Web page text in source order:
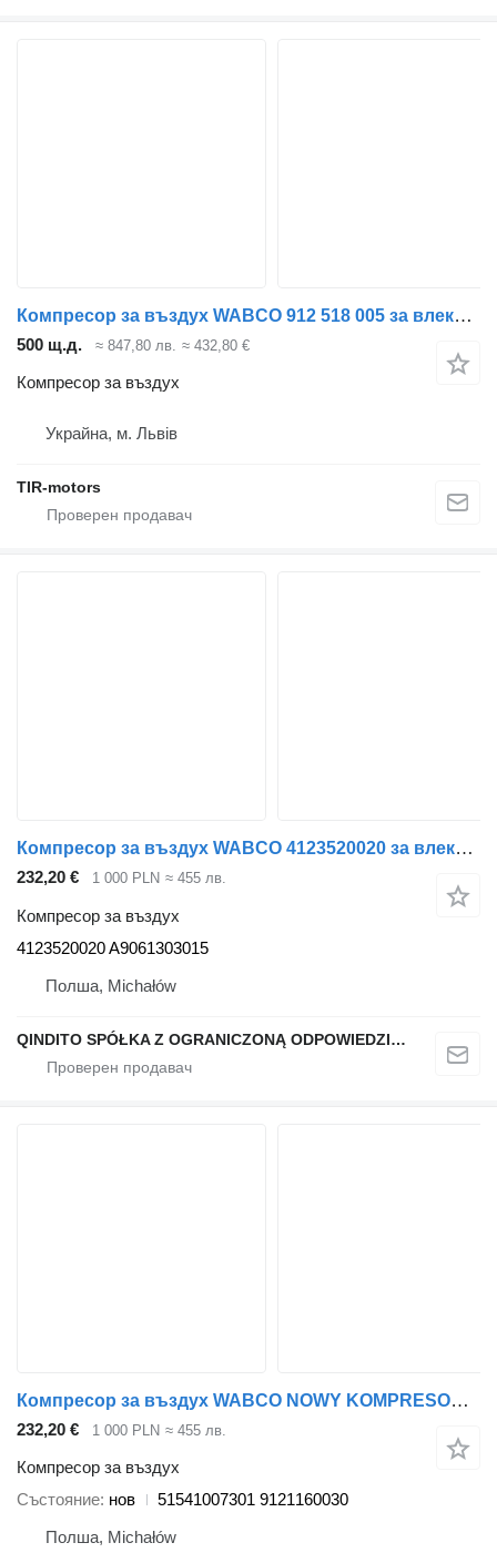
Компресор за въздух WABCO 912 518 005 за влекач DAF 106
500 щ.д. ≈ 847,80 лв. ≈ 432,80 €
Компресор за въздух
Украйна, м. Львів
TIR-motors
Компресор за въздух WABCO 4123520020 за влекач Mercedes-Benz ATEGO II
232,20 € 1 000 PLN ≈ 455 лв.
Компресор за въздух
4123520020 A9061303015
Полша, Michałów
QINDITO SPÓŁKA Z OGRANICZONĄ ODPOWIEDZIALNOŚCIĄ
Компресор за въздух WABCO NOWY KOMPRESOR SPRĘŻARKA POWIETRZA MAN D2866 51541007301 за влекач
232,20 € 1 000 PLN ≈ 455 лв.
Компресор за въздух
Състояние нов
51541007301 9121160030
Полша, Michałów